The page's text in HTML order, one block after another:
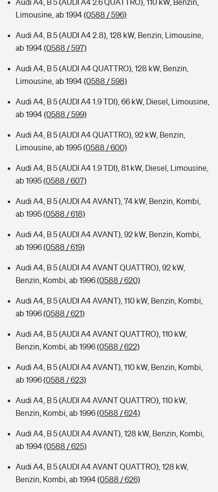
Audi A4, B 5 (AUDI A4 2.6 QUATTRO), 110 kW, Benzin,
Limousine, ab 1994(0588 / 596)
Audi A4, B 5 (AUDI A4 2.8), 128 kW, Benzin, Limousine,
ab 1994(0588 / 597)
Audi A4, B 5 (AUDI A4 QUATTRO), 128 kW, Benzin,
Limousine, ab 1994(0588 / 598)
Audi A4, B 5 (AUDI A4 1.9 TDI), 66 kW, Diesel, Limousine,
ab 1994(0588 / 599)
Audi A4, B 5 (AUDI A4 QUATTRO), 92 kW, Benzin,
Limousine, ab 1995(0588 / 600)
Audi A4, B 5 (AUDI A4 1.9 TDI), 81 kW, Diesel, Limousine,
ab 1995(0588 / 607)
Audi A4, B 5 (AUDI A4 AVANT), 74 kW, Benzin, Kombi,
ab 1995(0588 / 618)
Audi A4, B 5 (AUDI A4 AVANT), 92 kW, Benzin, Kombi,
ab 1996(0588 / 619)
Audi A4, B 5 (AUDI A4 AVANT QUATTRO), 92 kW,
Benzin, Kombi, ab 1996(0588 / 620)
Audi A4, B 5 (AUDI A4 AVANT), 110 kW, Benzin, Kombi,
ab 1996(0588 / 621)
Audi A4, B 5 (AUDI A4 AVANT QUATTRO), 110 kW,
Benzin, Kombi, ab 1996(0588 / 622)
Audi A4, B 5 (AUDI A4 AVANT), 110 kW, Benzin, Kombi,
ab 1996(0588 / 623)
Audi A4, B 5 (AUDI A4 AVANT QUATTRO), 110 kW,
Benzin, Kombi, ab 1996(0588 / 624)
Audi A4, B 5 (AUDI A4 AVANT), 128 kW, Benzin, Kombi,
ab 1994(0588 / 625)
Audi A4, B 5 (AUDI A4 AVANT QUATTRO), 128 kW,
Benzin, Kombi, ab 1994(0588 / 626)